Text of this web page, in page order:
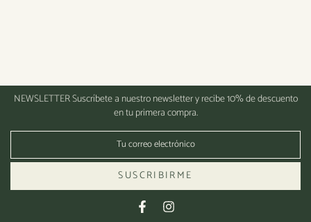
NEWSLETTERSuscríbete a nuestro newsletter y recibe 10% de descuento
en tu primera compra.
SUSCRIBIRME